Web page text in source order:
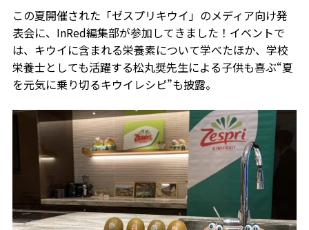
この夏開催された「ゼスプリキウイ」のメディア向け発
表会に、InRed編集部が参加してきました！イベントで
は、キウイに含まれる栄養素について学べたほか、学校
栄養士としても活躍する松丸奨先生による子供も喜ぶ“夏
を元気に乗り切るキウイレシピ”も披露。